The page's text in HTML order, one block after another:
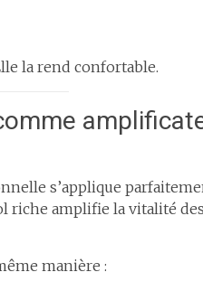
la rend confortable.
s’applique
riche amplifie la vitalité
manière :